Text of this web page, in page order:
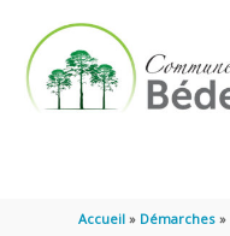
Accueil Démarches